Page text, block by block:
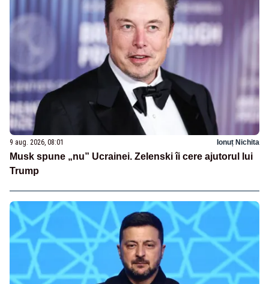
9 aug. 2026, 08:01 Ionuț Nichita
Musk spune „nu” Ucrainei. Zelenski îi cere ajutorul lui
Trump